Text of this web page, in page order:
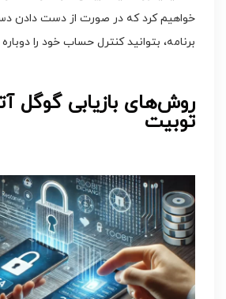
خواهیم کرد که در صورت از دست دادن
برنامه، بتوانید کنترل حساب خود را
روش‌های بازیابی گوگل
توبیت